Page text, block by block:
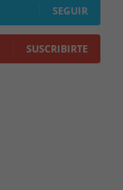
SEGUIR
SUSCRIBIRTE